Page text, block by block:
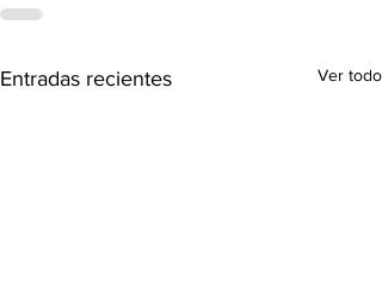
Entradas recientes Ver todo